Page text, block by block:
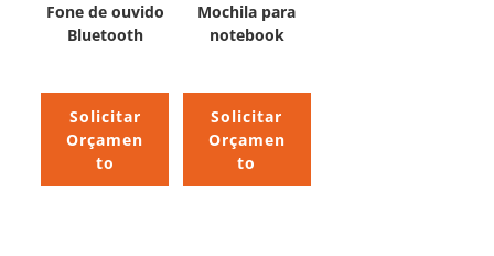
Fone de ouvido
Bluetooth
Solicitar
Orçamen
to
Mochila para
notebook
Solicitar
Orçamen
to